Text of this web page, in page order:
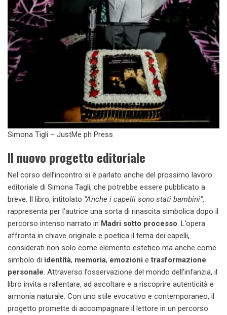
Simona Tigli – JustMe ph Press
Il nuovo progetto editoriale
Nel corso dell’incontro si è parlato anche del prossimo lavoro
editoriale di Simona Tagli, che potrebbe essere pubblicato a
breve. Il libro, intitolato “Anche i capelli sono stati bambini”,
rappresenta per l’autrice una sorta di rinascita simbolica dopo il
percorso intenso narrato in Madri sotto processo. L’opera
affronta in chiave originale e poetica il tema dei capelli,
considerati non solo come elemento estetico ma anche come
simbolo di identità, memoria, emozioni etrasformazione
personale. Attraverso l’osservazione del mondo dell’infanzia, il
libro invita a rallentare, ad ascoltare e a riscoprire autenticità e
armonia naturale. Con uno stile evocativo e contemporaneo, il
progetto promette di accompagnare il lettore in un percorso